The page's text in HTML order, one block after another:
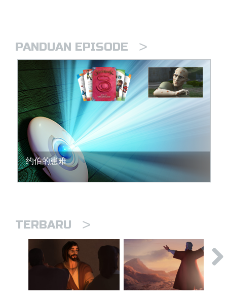
PANDUAN EPISODE >
约伯的患难
TERBARU >